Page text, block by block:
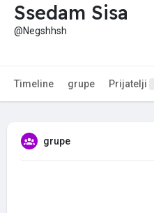
Ssedam Sisa
@Negshhsh
Timeline grupe Prijatelji
grupe